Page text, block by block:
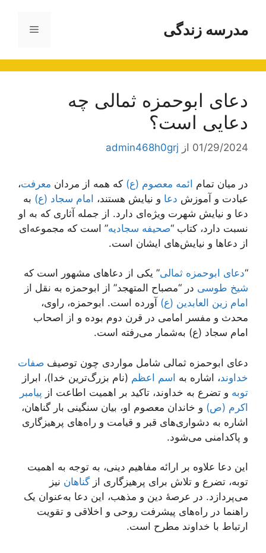
محتوامدرسه زندگی فهرست
دعای ابوحمزه ثمالی چه
دعایی است؟
01/29/2024 از admin468h0grj
در میان تمام ائمه معصوم (ع) که همه از مردان معرفت،
عبادت و آموزش دعا و نیایش هستند، امام سجاد (ع) به
دعا و نیایش شهرت ویژه‌ای دارد. از جمله آثاری که به او
نسبت دارد، کتاب “صحیفه سجادیه” است که مجموعه‌ای
از دعاها و نیایش‌های ایشان است.
“دعای ابوحمزه ثمالی” یکی از دعاهای مشهور است که
شیخ طوسی در “مصباح المتهجد” از ابوحمزه به نقل از
امام زین العابدین (ع) آورده است. ابوحمزه، راوی،
محدث و مفسر امامی در قرن دوم بوده و از اصحاب
امام سجاد (ع) به‌شمار می‌رفته است.
دعای ابوحمزه ثمالی شامل مواردی چون توصیف صفات
خداوند، اشاره به اسم اعظم (نام بزرگ‌ترین خدا)، ابراز
توبه و تضرع به خداوند، تاکید بر اهمیت اطاعت از پیامبر
اکرم (ص) و خاندان معصوم او، بیان سنگینی بار گناهان،
اشاره به دشواری‌های قبر و قیامت و راه‌های پرهیزگاری
و پاکدامنی می‌شود.
این دعا علاوه بر ارائه مفاهیم دینی، به توجه به اهمیت
توبه، تضرع و تلاش برای پرهیزگاری از گناهان نیز
می‌پردازد. در عرصهٔ دین و مذهب، این دعا به‌عنوان یک
راهنما در راه‌های پیشرفت روحی و اخلاقی و تقویت
ارتباط با خداوند مطرح است.